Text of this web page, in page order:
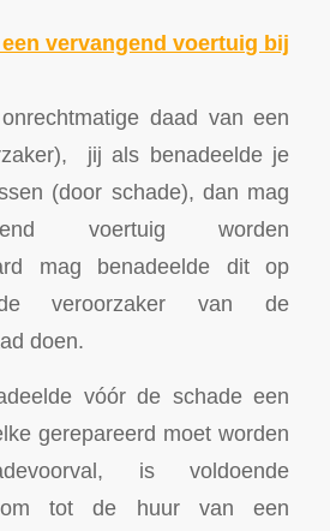
vervangend voertuig bij
daad van een
jij als benadeelde je
(door schade), dan mag
voertuig worden
mag benadeelde dit op
veroorzaker van de
doen.
vóór de schade een
gerepareerd moet worden
is voldoende
om tot de huur van een